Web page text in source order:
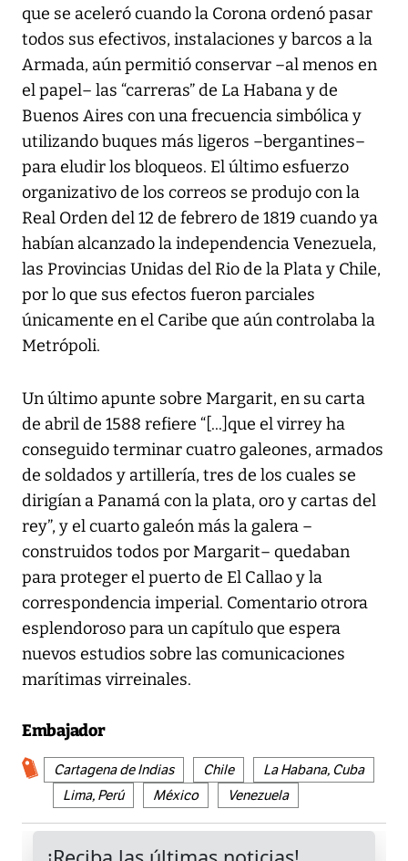
que se aceleró cuando la Corona ordenó pasar
todos sus efectivos, instalaciones y barcos a la
Armada, aún permitió conservar –al menos en
el papel– las “carreras” de La Habana y de
Buenos Aires con una frecuencia simbólica y
utilizando buques más ligeros –bergantines–
para eludir los bloqueos. El último esfuerzo
organizativo de los correos se produjo con la
Real Orden del 12 de febrero de 1819 cuando ya
habían alcanzado la independencia Venezuela,
las Provincias Unidas del Rio de la Plata y Chile,
por lo que sus efectos fueron parciales
únicamente en el Caribe que aún controlaba la
Metrópoli.
Un último apunte sobre Margarit, en su carta
de abril de 1588 refiere “[...]que el virrey ha
conseguido terminar cuatro galeones, armados
de soldados y artillería, tres de los cuales se
dirigían a Panamá con la plata, oro y cartas del
rey”, y el cuarto galeón más la galera –
construidos todos por Margarit– quedaban
para proteger el puerto de El Callao y la
correspondencia imperial. Comentario otrora
esplendoroso para un capítulo que espera
nuevos estudios sobre las comunicaciones
marítimas virreinales.
Embajador
Cartagena de Indias Chile
La Habana, Cuba
Lima, Perú
México Venezuela